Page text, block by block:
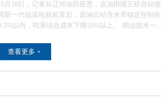
月28日，记者从辽河油田获悉，该油田曙五联合站使
新一代低温电脱装置后，原油出站含水率稳定控制在
以内，吨液综合成本下降20%以上。 稠油脱水一直
查看更多 +